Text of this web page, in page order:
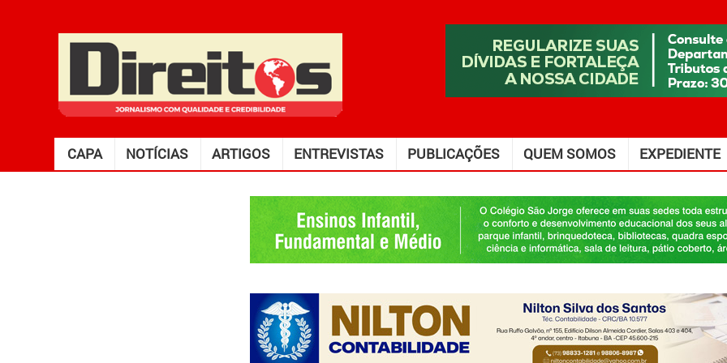
CAPA NOTÍCIAS ARTIGOS ENTREVISTAS PUBLICAÇÕES QUEM SOMOS EXPEDIENTE